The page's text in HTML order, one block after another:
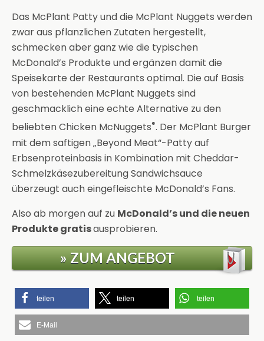
Das McPlant Patty und die McPlant Nuggets werden
zwar aus pflanzlichen Zutaten hergestellt,
schmecken aber ganz wie die typischen
McDonald’s Produkte und ergänzen damit die
Speisekarte der Restaurants optimal. Die auf Basis
von bestehenden McPlant Nuggets sind
geschmacklich eine echte Alternative zu den
beliebten Chicken McNuggets®. Der McPlant Burger
mit dem saftigen „Beyond Meat“-Patty auf
Erbsenproteinbasis in Kombination mit Cheddar-
Schmelzkäsezubereitung Sandwichsauce
überzeugt auch eingefleischte McDonald’s Fans.
Also ab morgen auf zu McDonald’s und die neuen
Produkte gratisausprobieren.
» ZUM ANGEBOT
teilen teilen teilen
E-Mail